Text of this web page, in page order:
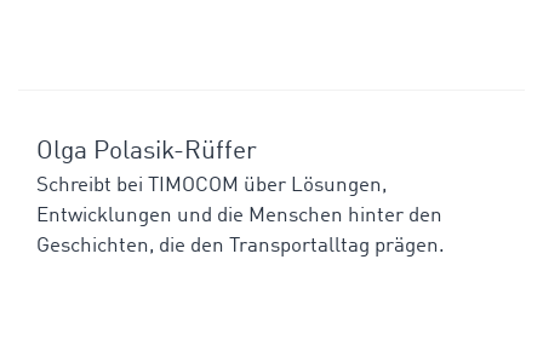
Olga Polasik-Rüffer
Schreibt bei TIMOCOM über Lösungen,
Entwicklungen und die Menschen hinter den
Geschichten, die den Transportalltag prägen.